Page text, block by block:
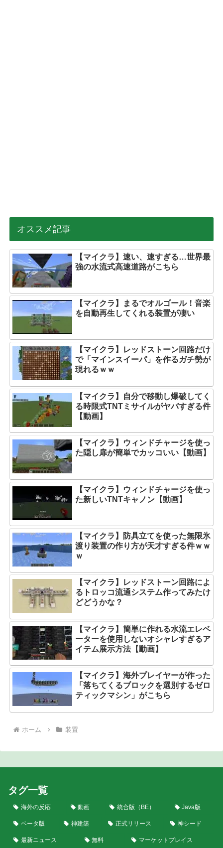
オススメ記事
【マイクラ】速い、速すぎる…世界最
強の水流式高速道路がこちら
【マイクラ】まるでオルゴール！音楽
を自動再生してくれる装置が凄い
【マイクラ】レッドストーン回路だけ
で「マインスイーパ」を作るガチ勢が
現れるｗｗ
【マイクラ】自分で移動し爆破してく
る時限式TNTミサイルがヤバすぎる件
【動画】
【マイクラ】ウィンドチャージを使っ
た隠し扉が簡単でカッコいい【動画】
【マイクラ】ウィンドチャージを使っ
た新しいTNTキャノン【動画】
【マイクラ】防具立てを使った無限氷
渡り装置の作り方が天才すぎる件ｗｗ
ｗ
【マイクラ】レッドストーン回路によ
るトロッコ流通システム作ってみたけ
どどうかな？
【マイクラ】簡単に作れる水流エレベ
ーターを使用しないオシャレすぎるア
イテム展示方法【動画】
【マイクラ】海外プレイヤーが作った
「落ちてくるブロックを選別するゼロ
ティックマシン」がこちら
ホーム 装置
タグ一覧
海外の反応 動画 統合版（BE） Java版
ベータ版 神建築 正式リリース 神シード
最新ニュース 無料 マーケットプレイス